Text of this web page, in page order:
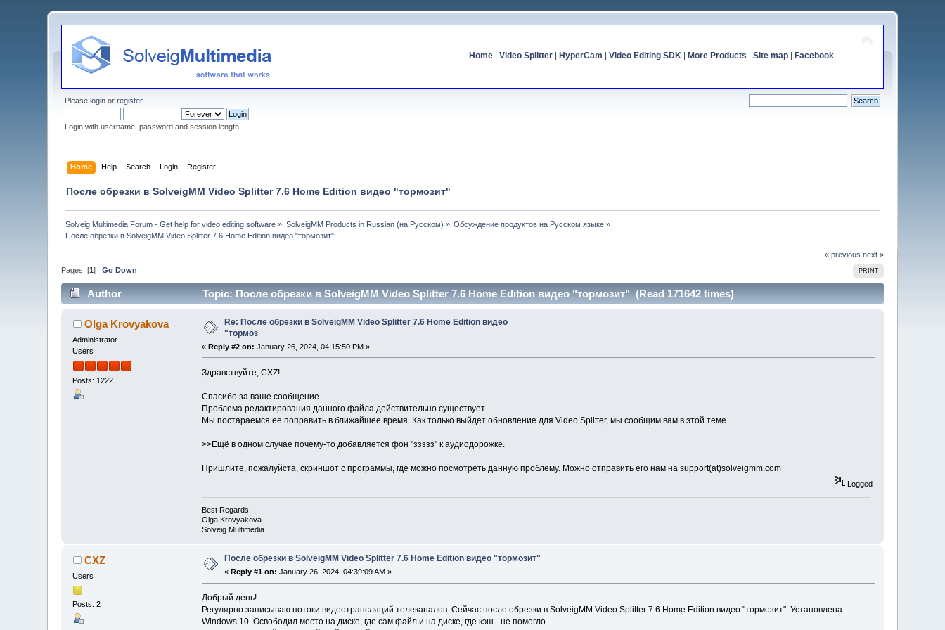
Home| Video Splitter| HyperCam Video Editing SDK| More Products Site map| Facebook
Pleaselogin orregister.
Login with username, password and session length
Home Help Search Login Register
После обрезки в SolveigMM Video Splitter 7.6 Home Edition видео "тормозит"
Solveig Multimedia Forum - Get help for video editing software » SolveigMM Products in Russian (на Русском) » Обсуждение продуктов на Русском языке »
После обрезки в SolveigMM Video Splitter 7.6 Home Edition видео "тормозит"
« previous next »
PRINT
Pages: [1]Go Down
Author Topic: После обрезки в SolveigMM Video Splitter 7.6 Home Edition видео "тормозит" (Read 171642 times)
Olga Krovyakova
Administrator
Users
Posts: 1222
Re: После обрезки в SolveigMM Video Splitter 7.6 Home Edition видео
"тормоз
« Reply #2 on: January 26, 2024, 04:15:50 PM »
Здравствуйте, CXZ!
Спасибо за ваше сообщение.
Проблема редактирования данного файла действительно существует.
Мы постараемся ее поправить в ближайшее время. Как только выйдет обновление для Video Splitter, мы сообщим вам в этой теме.
>>Ещё в одном случае почему-то добавляется фон "ззззз" к аудиодорожке.
Пришлите, пожалуйста, скриншот с программы, где можно посмотреть данную проблему. Можно отправить его нам на support(at)solveigmm.com
Logged
Best Regards,
Olga Krovyakova
Solveig Multimedia
CXZ
Users
Posts: 2
После обрезки в SolveigMM Video Splitter 7.6 Home Edition видео "тормозит"
« Reply #1 on: January 26, 2024, 04:39:09 AM »
Добрый день!
Регулярно записываю потоки видеотрансляций телеканалов. Сейчас после обрезки в SolveigMM Video Splitter 7.6 Home Edition видео "тормозит". Установлена
Windows 10. Освободил место на диске, где сам файл и на диске, где кэш - не помогло.